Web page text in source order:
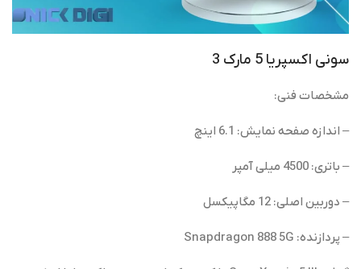
سونی اکسپریا 5 مارک 3
مشخصات فنی:
– اندازه صفحه نمایش: 6.1 اینچ
– باتری: 4500 میلی آمپر
– دوربین اصلی: 12 مگاپیکسل
– پردازنده: Snapdragon 888 5G